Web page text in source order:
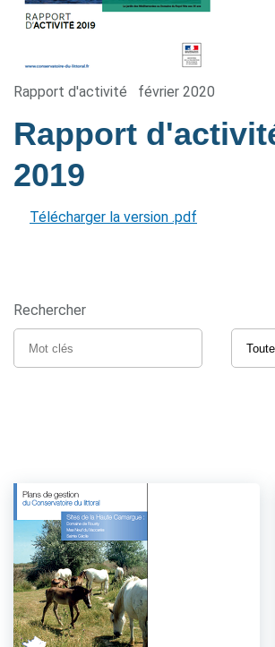
Rapport d'activité février 2020
Rapport
2019
Télécharger la version .pdf
Rechercher